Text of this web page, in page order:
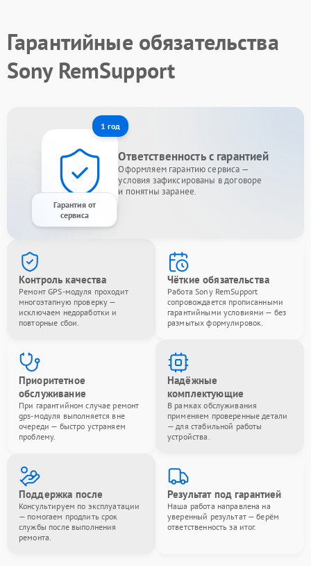
Гарантийные обязательства
Sony RemSupport
1 год
Гарантия от
сервиса
Ответственность с гарантией
Оформляем гарантию сервиса —
условия зафиксированы в договоре
и понятны заранее.
Контроль качества
Ремонт GPS-модуля проходит
многоэтапную проверку —
исключаем недоработки и
повторные сбои.
Чёткие обязательства
Работа Sony RemSupport
сопровождается прописанными
гарантийными условиями — без
размытых формулировок.
Приоритетное
обслуживание
При гарантийном случае ремонт
gps-модуля выполняется вне
очереди — быстро устраняем
проблему.
Надёжные
комплектующие
В рамках обслуживания
применяем проверенные детали
— для стабильной работы
устройства.
Поддержка после
Консультируем по эксплуатации
— помогаем продлить срок
службы после выполнения
ремонта.
Результат под гарантией
Наша работа направлена на
уверенный результат — берём
ответственность за итог.